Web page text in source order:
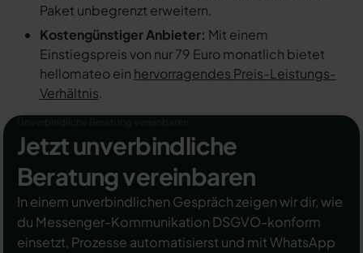
Paket unbegrenzt erweitern.
Kostengünstiger Anbieter: Mit einem
Einstiegspreis von nur 79 Euro monatlich bietet
hellomateo ein hervorragendes Preis-Leistungs-
Verhältnis.
Jetzt unverbindliche
Beratung vereinbaren
In einem unverbindlichen Gespräch zeigen wir dir, wie
du Messenger-Kommunikation DSGVO-konform
einsetzt, Prozesse automatisierst und mit WhatsApp